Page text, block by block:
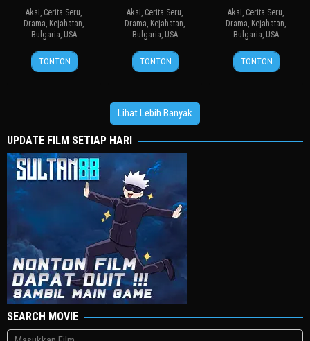
Aksi, Cerita Seru,
Drama, Kejahatan,
Bulgaria, USA
11
Apr
Isaac
Florentine
TONTON
Aksi, Cerita Seru,
Drama, Kejahatan,
Bulgaria, USA
1
Aug
Tim
Man
TONTON
Aksi, Cerita Seru,
Drama, Kejahatan,
Bulgaria, USA
17
Apr
Isaac
Florentine
TONTON
Lihat Lebih Banyak
UPDATE FILM SETIAP HARI
SEARCH MOVIE